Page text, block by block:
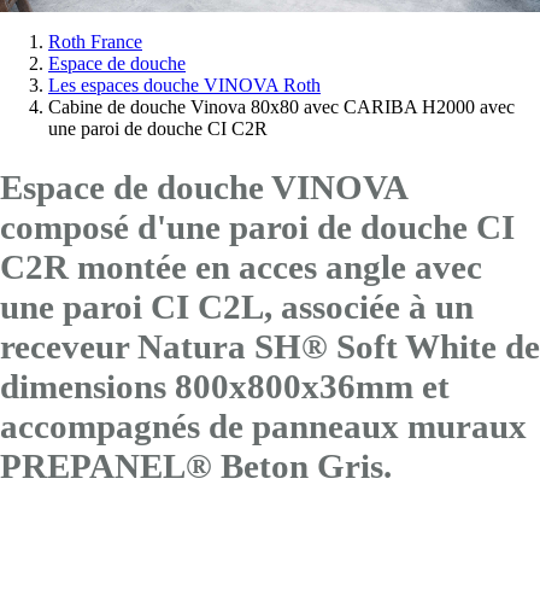
Vous
êtes
Roth France
Espace de douche
Les espaces douche VINOVA Roth
Cabine de douche Vinova 80x80 avec CARIBA H2000 avec
une paroi de douche CI C2R
Espace de douche VINOVA
composé d'une paroi de douche CI
C2R montée en acces angle avec
une paroi CI C2L, associée à un
receveur Natura SH® Soft White de
dimensions 800x800x36mm et
accompagnés de panneaux muraux
PREPANEL® Beton Gris.